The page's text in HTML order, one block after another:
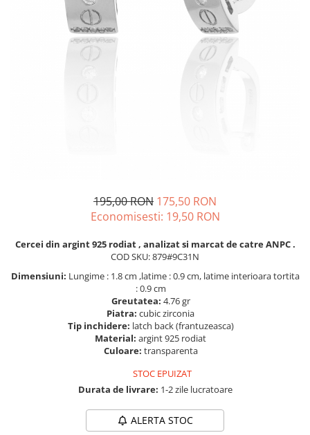
BRATARA TIP ROZARIU
195,00 RON 175,50 RON
Economisesti: 19,50 RON
Cercei din argint 925 rodiat , analizat si marcat de catre ANPC .
COD SKU: 879#9C31N
Dimensiuni: Lungime : 1.8 cm ,latime : 0.9 cm, latime interioara tortita
: 0.9 cm
Greutatea: 4.76 gr
Piatra: cubic zirconia
Tip inchidere: latch back (frantuzeasca)
Material: argint 925 rodiat
Culoare: transparenta
STOC EPUIZAT
Durata de livrare: 1-2 zile lucratoare
ALERTA STOC